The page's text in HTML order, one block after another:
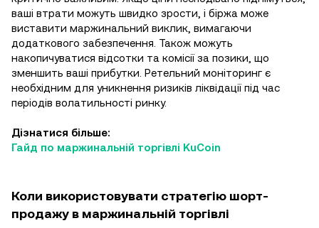
ваші втрати можуть швидко зрости, і біржа може
виставити маржинальний виклик, вимагаючи
додаткового забезпечення. Також можуть
накопичуватися відсотки та комісії за позики, що
зменшить ваші прибутки. Ретельний моніторинг є
необхідним для уникнення ризиків ліквідації під час
періодів волатильності ринку.
Дізнатися більше:
Гайд по маржинальній торгівлі KuCoin
Коли використовувати стратегію шорт-
продажу в маржинальній торгівлі